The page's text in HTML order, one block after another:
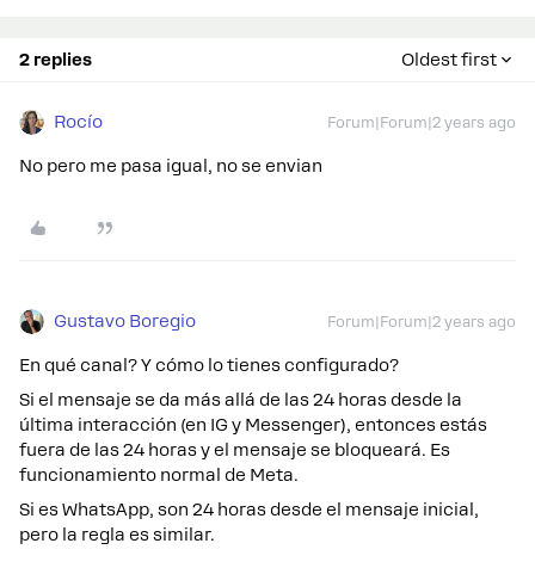
2 replies Oldest first
Rocío Forum|Forum|2 years ago
No pero me pasa igual, no se envian
Gustavo Boregio Forum|Forum|2 years ago
En qué canal? Y cómo lo tienes configurado?
Si el mensaje se da más allá de las 24 horas desde la
última interacción (en IG y Messenger), entonces estás
fuera de las 24 horas y el mensaje se bloqueará. Es
funcionamiento normal de Meta.
Si es WhatsApp, son 24 horas desde el mensaje inicial,
pero la regla es similar.